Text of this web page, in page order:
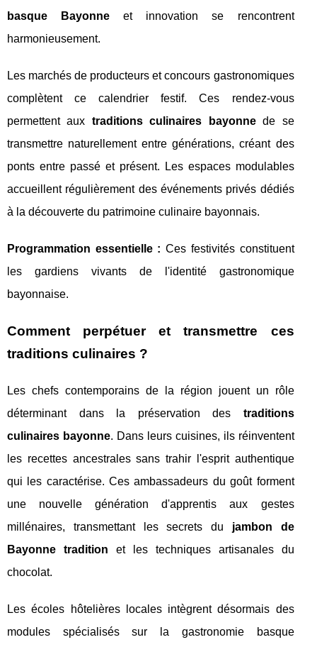
basque Bayonne et innovation se rencontrent
harmonieusement.
Les marchés de producteurs et concours gastronomiques
complètent ce calendrier festif. Ces rendez-vous
permettent aux traditions culinaires bayonnede se
transmettre naturellement entre générations, créant des
ponts entre passé et présent. Les espaces modulables
accueillent régulièrement des événements privés dédiés
à la découverte du patrimoine culinaire bayonnais.
Programmation essentielle : Ces festivités constituent
les gardiens vivants de l'identité gastronomique
bayonnaise.
Comment perpétuer et transmettre ces
traditions culinaires ?
Les chefs contemporains de la région jouent un rôle
déterminant dans la préservation des traditions
culinaires bayonne. Dans leurs cuisines, ils réinventent
les recettes ancestrales sans trahir l'esprit authentique
qui les caractérise. Ces ambassadeurs du goût forment
une nouvelle génération d'apprentis aux gestes
millénaires, transmettant les secrets du jambon de
Bayonne tradition et les techniques artisanales du
chocolat.
Les écoles hôtelières locales intègrent désormais des
modules spécialisés sur la gastronomie basque